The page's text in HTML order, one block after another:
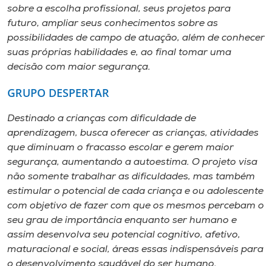
sobre a escolha profissional, seus projetos para
futuro, ampliar seus conhecimentos sobre as
possibilidades de campo de atuação, além de conhecer
suas próprias habilidades e, ao final tomar uma
decisão com maior segurança.
GRUPO DESPERTAR
Destinado a crianças com dificuldade de
aprendizagem, busca oferecer as crianças, atividades
que diminuam o fracasso escolar e gerem maior
segurança, aumentando a autoestima. O projeto visa
não somente trabalhar as dificuldades, mas também
estimular o potencial de cada criança e ou adolescente
com objetivo de fazer com que os mesmos percebam o
seu grau de importância enquanto ser humano e
assim desenvolva seu potencial cognitivo, afetivo,
maturacional e social, áreas essas indispensáveis para
o desenvolvimento saudável do ser humano.